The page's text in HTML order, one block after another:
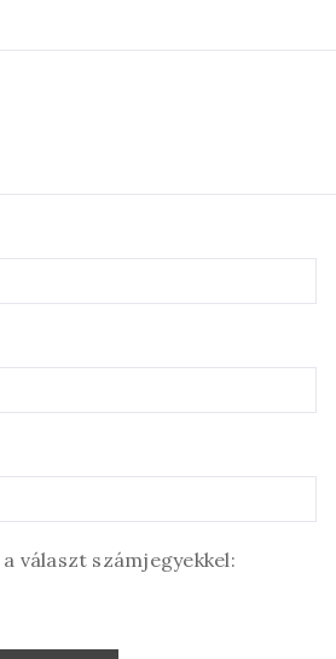
választ számjegyekkel: